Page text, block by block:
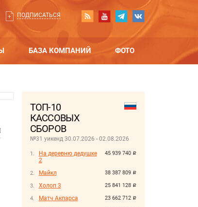
ПОДПИСАТЬСЯ
БАЗА КОМПАНИЙ ФОТО
ТОП-10
КАССОВЫХ
СБОРОВ
№31 уикенд 30.07.2026 - 02.08.2026
45 939 740 руб.
На деревню дедушке
2
38 387 809 руб.
Майкл
25 841 128 руб.
Холоп 3
23 662 712 руб.
Матч Акпарса